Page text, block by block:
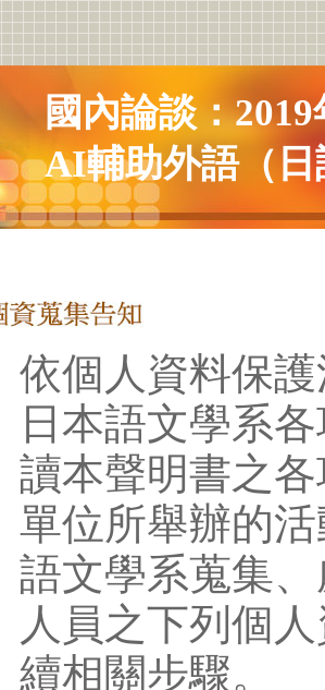
國內論談：
AI輔助外語（
依個人資料保
日本語文學系
讀本聲明書之
單位所舉辦的
語文學系蒐集
人員之下列個
續相關步驟。